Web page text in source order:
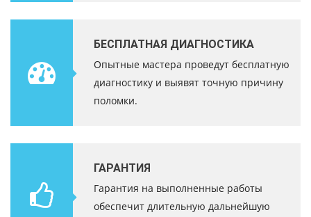
БЕСПЛАТНАЯ ДИАГНОСТИКА
Опытные мастера проведут бесплатную
диагностику и выявят точную причину
поломки.
ГАРАНТИЯ
Гарантия на выполненные работы
обеспечит длительную дальнейшую